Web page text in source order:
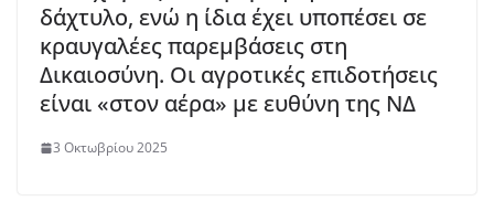
δάχτυλο, ενώ η ίδια έχει υποπέσει σε
κραυγαλέες παρεμβάσεις στη
Δικαιοσύνη. Οι αγροτικές επιδοτήσεις
είναι «στον αέρα» με ευθύνη της ΝΔ
3 Οκτωβρίου 2025